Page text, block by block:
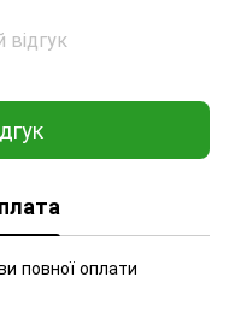
повної оплати